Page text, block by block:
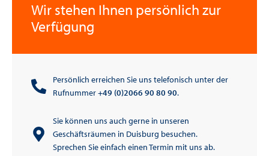
Wir stehen Ihnen persönlich zur
Verfügung
Persönlich erreichen Sie uns telefonisch unter der
Rufnummer+49 (0)2066 90 80 90.
Sie können uns auch gerne in unseren
Geschäftsräumen in Duisburg besuchen.
Sprechen Sie einfach einen Termin mit uns ab.